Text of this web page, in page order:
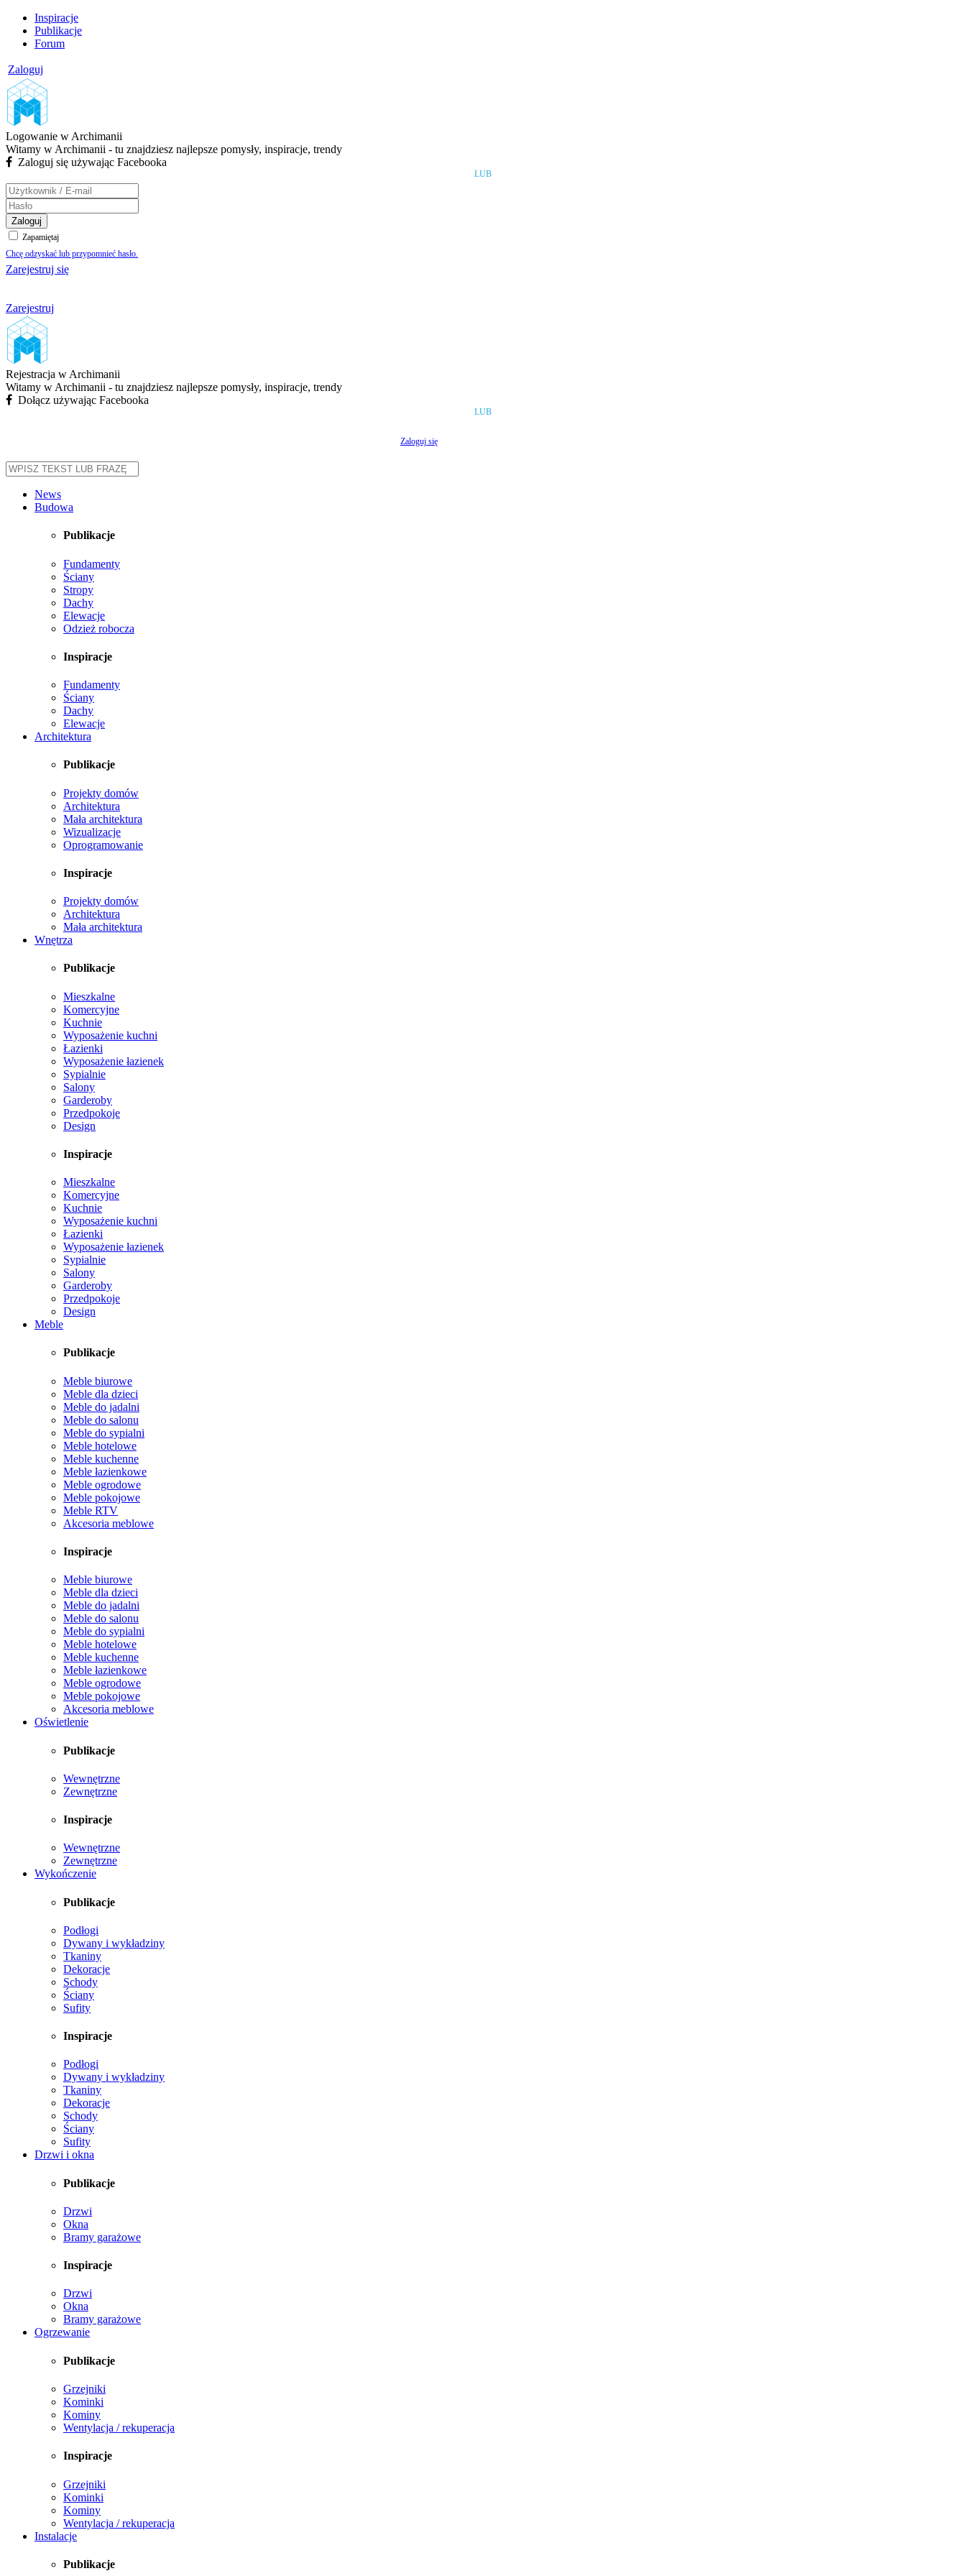
Inspiracje
Publikacje
Forum
Zaloguj
Logowanie w Archimanii
Witamy w Archimanii - tu znajdziesz najlepsze pomysły, inspiracje, trendy
Zaloguj się używając Facebooka
LUB
Zaloguj
Zapamiętaj
Chcę odzyskać lub przypomnieć hasło.
Zarejestruj się
Zarejestruj
Rejestracja w Archimanii
Witamy w Archimanii - tu znajdziesz najlepsze pomysły, inspiracje, trendy
Dołącz używając Facebooka
LUB
Zaloguj się
News
Budowa
Publikacje
Fundamenty
Ściany
Stropy
Dachy
Elewacje
Odzież robocza
Inspiracje
Fundamenty
Ściany
Dachy
Elewacje
Architektura
Publikacje
Projekty domów
Architektura
Mała architektura
Wizualizacje
Oprogramowanie
Inspiracje
Projekty domów
Architektura
Mała architektura
Wnętrza
Publikacje
Mieszkalne
Komercyjne
Kuchnie
Wyposażenie kuchni
Łazienki
Wyposażenie łazienek
Sypialnie
Salony
Garderoby
Przedpokoje
Design
Inspiracje
Mieszkalne
Komercyjne
Kuchnie
Wyposażenie kuchni
Łazienki
Wyposażenie łazienek
Sypialnie
Salony
Garderoby
Przedpokoje
Design
Meble
Publikacje
Meble biurowe
Meble dla dzieci
Meble do jadalni
Meble do salonu
Meble do sypialni
Meble hotelowe
Meble kuchenne
Meble łazienkowe
Meble ogrodowe
Meble pokojowe
Meble RTV
Akcesoria meblowe
Inspiracje
Meble biurowe
Meble dla dzieci
Meble do jadalni
Meble do salonu
Meble do sypialni
Meble hotelowe
Meble kuchenne
Meble łazienkowe
Meble ogrodowe
Meble pokojowe
Akcesoria meblowe
Oświetlenie
Publikacje
Wewnętrzne
Zewnętrzne
Inspiracje
Wewnętrzne
Zewnętrzne
Wykończenie
Publikacje
Podłogi
Dywany i wykładziny
Tkaniny
Dekoracje
Schody
Ściany
Sufity
Inspiracje
Podłogi
Dywany i wykładziny
Tkaniny
Dekoracje
Schody
Ściany
Sufity
Drzwi i okna
Publikacje
Drzwi
Okna
Bramy garażowe
Inspiracje
Drzwi
Okna
Bramy garażowe
Ogrzewanie
Publikacje
Grzejniki
Kominki
Kominy
Wentylacja / rekuperacja
Inspiracje
Grzejniki
Kominki
Kominy
Wentylacja / rekuperacja
Instalacje
Publikacje